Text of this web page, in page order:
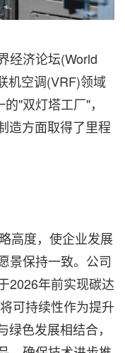
经济论坛(World
机空调(VRF)领域
"双灯塔工厂"，
造方面取得了里程
高度，使企业发展
景保持一致。公司
2026年前实现碳达
可持续性作为提升
色发展相结合，